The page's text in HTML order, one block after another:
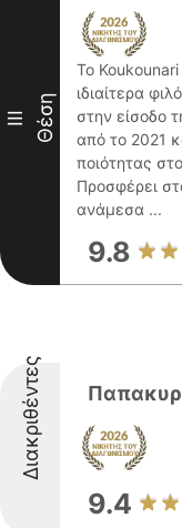
III Θέση
Το
ιδιαίτερα
στην είσοδο
από το 2021
ποιότητας
Προσφέρει
ανάμεσα ...
9.8
Διακριθέντες
9.4